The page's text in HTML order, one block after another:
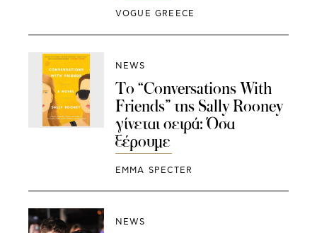
VOGUE GREECE
NEWS
Το “Conversations With
Friends” της Sally Rooney
γίνεται σειρά: Όσα
ξέρουμε
EMMA SPECTER
NEWS